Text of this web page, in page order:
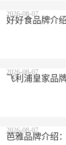
好好食品牌介
2026-08-07
飞利浦皇家品
2026-08-07
芭雅品牌介绍
2026-08-07